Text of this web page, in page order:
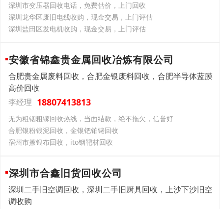
深圳市变压器回收电话，免费估价，上门回收
深圳龙华区废旧电线收购，现金交易，上门评估
深圳盐田区发电机收购，现金交易，上门评估
安徽省锦鑫贵金属回收冶炼有限公司
合肥贵金属废料回收，合肥金银废料回收，合肥半导体蓝膜
高价回收
李经理 18807413813
无为粗铟粗镓回收热线，当面结款，绝不拖欠，信誉好
合肥银粉银泥回收，金银钯铂铑回收
宿州市擦银布回收，ito铟靶材回收
深圳市合鑫旧货回收公司
深圳二手旧空调回收，深圳二手旧厨具回收，上沙下沙旧空
调收购